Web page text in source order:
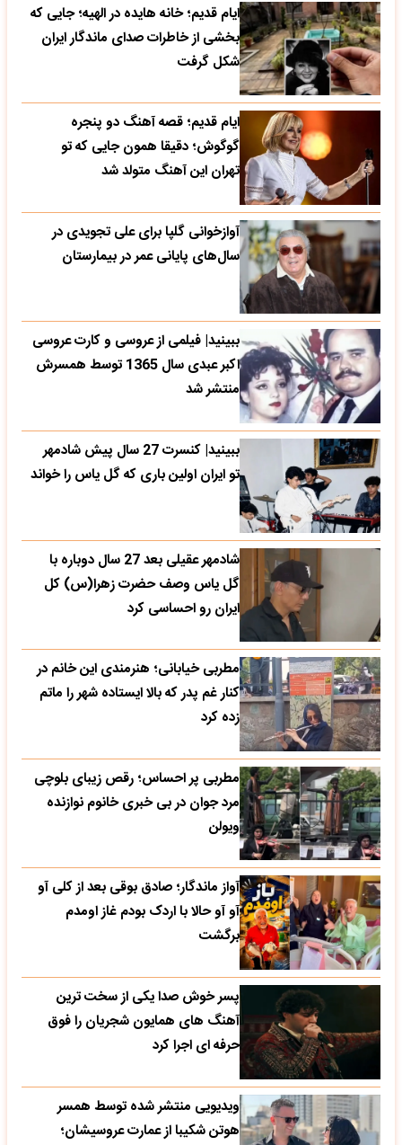
ایام قدیم؛ خانه هایده در الهیه؛ جایی که
بخشی از خاطرات صدای ماندگار ایران
شکل گرفت
ایام قدیم؛ قصه آهنگ دو پنجره
گوگوش؛ دقیقا همون جایی که تو
تهران این آهنگ متولد شد
آوازخوانی گلپا برای علی تجویدی در
سال‌های پایانی عمر در بیمارستان
ببینید| فیلمی از عروسی و کارت عروسی
اکبر عبدی سال 1365 توسط همسرش
منتشر شد
ببینید| کنسرت 27 سال پیش شادمهر
تو ایران اولین باری که گل یاس را خواند
شادمهر عقیلی بعد 27 سال دوباره با
گل یاس وصف حضرت زهرا(س) کل
ایران رو احساسی کرد
مطربی خیابانی؛ هنرمندی این خانم در
کنار غم پدر که بالا ایستاده شهر را ماتم
زده کرد
مطربی پر احساس؛ رقص زیبای بلوچی
مرد جوان در بی خبری خانوم نوازنده
ویولن
آواز ماندگار؛ صادق بوقی بعد از کلی آو
آو آو حالا با اردک بودم غاز اومدم
برگشت
پسر خوش صدا یکی از سخت ترین
آهنگ های همایون شجریان را فوق
حرفه ای اجرا کرد
ویدیویی منتشر شده توسط همسر
هوتن شکیبا از عمارت عروسیشان؛